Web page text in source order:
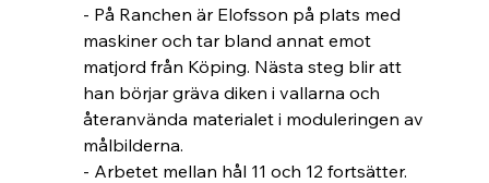
- På Ranchen är Elofsson på plats med
maskiner och tar bland annat emot
matjord från Köping. Nästa steg blir att
han börjar gräva diken i vallarna och
återanvända materialet i moduleringen av
målbilderna.
- Arbetet mellan hål 11 och 12 fortsätter.